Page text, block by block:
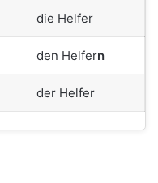
die Helfer
den Helfern
der Helfer